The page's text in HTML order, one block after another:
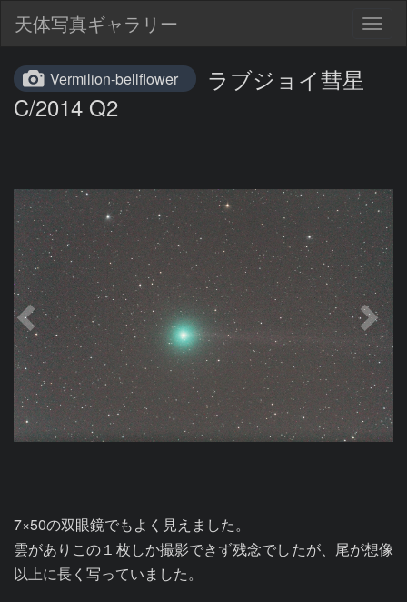
天体写真ギャラリー
Vermilion-bellflower
ラブジョイ彗星
C/2014 Q2
7×50の双眼鏡でもよく見えました。
雲がありこの１枚しか撮影できず残念でしたが、尾が想像
以上に長く写っていました。